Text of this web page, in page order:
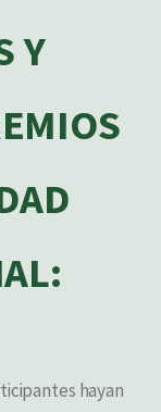
Y
hayan